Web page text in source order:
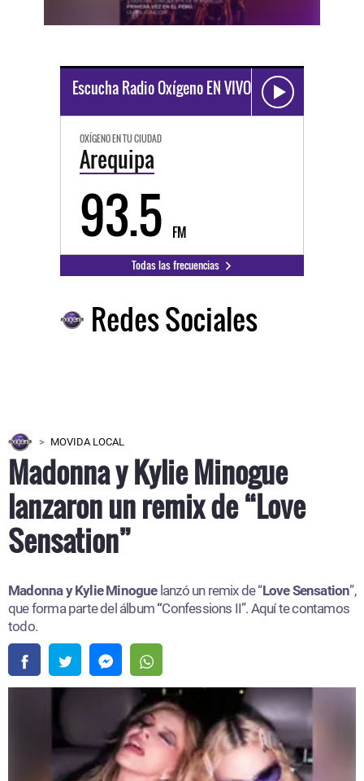
Escucha Radio Oxígeno EN VIVO
OXÍGENO EN TU CIUDAD
Arequipa
93.5 FM
Todas las frecuencias
Redes Sociales
MOVIDA LOCAL
Madonna y Kylie Minogue
lanzaron un remix de “Love
Sensation”
Madonna y Kylie Minogue lanzó un remix de “Love Sensation”,
que forma parte del álbum “Confessions II”. Aquí te contamos
todo.